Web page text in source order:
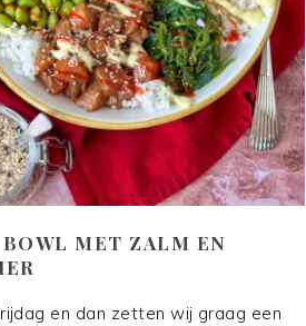
MET ZALM EN
en dan zetten wij graag een